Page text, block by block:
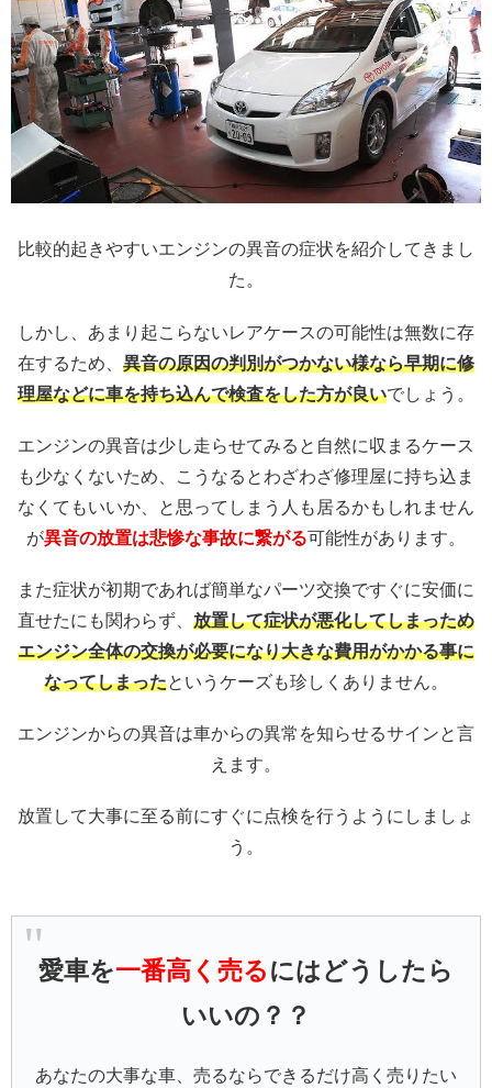
比較的起きやすいエンジンの異音の症状を紹介してきまし
た。
しかし、あまり起こらないレアケースの可能性は無数に存
在するため、 異音の原因の判別がつかない様なら早期に修
理屋などに車を持ち込んで検査をした方が良いでしょう。
エンジンの異音は少し走らせてみると自然に収まるケース
も少なくないため、こうなるとわざわざ修理屋に持ち込ま
なくてもいいか、と思ってしまう人も居るかもしれません
が異音の放置は悲惨な事故に繋がる可能性があります。
また症状が初期であれば簡単なパーツ交換ですぐに安価に
直せたにも関わらず、 放置して症状が悪化してしまっため
エンジン全体の交換が必要になり大きな費用がかかる事に
なってしまったというケーズも珍しくありません。
エンジンからの異音は車からの異常を知らせるサインと言
えます。
放置して大事に至る前にすぐに点検を行うようにしましょ
う。
愛車を一番高く売るにはどうしたら
いいの？？
あなたの大事な車、売るならできるだけ高く売りたい